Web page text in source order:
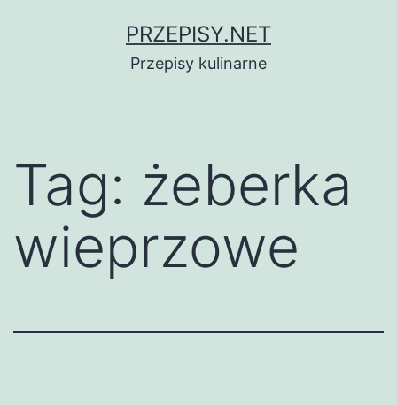
PRZEPISY.NET
Przepisy kulinarne
Tag: żeberka
wieprzowe